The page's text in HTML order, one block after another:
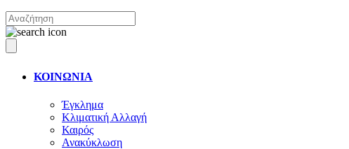
ΚΟΙΝΩΝΙΑ
Έγκλημα
Κλιματική Αλλαγή
Καιρός
Ανακύκλωση